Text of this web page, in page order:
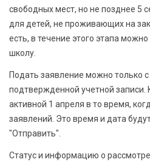
свободных мест, но не позднее 5
для детей, не проживающих на
есть, в течение этого этапа
школу.
Подать заявление можно только
подтвержденной учетной записи.
активной 1 апреля в то время,
заявлений. Это время и дата
"Отправить".
Статус и информацию о